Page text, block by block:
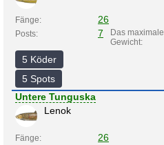
Fänge: 26
Posts: 7
Das maximale
Gewicht:
5 Köder
5 Spots
Untere Tunguska
Lenok
Fänge: 26